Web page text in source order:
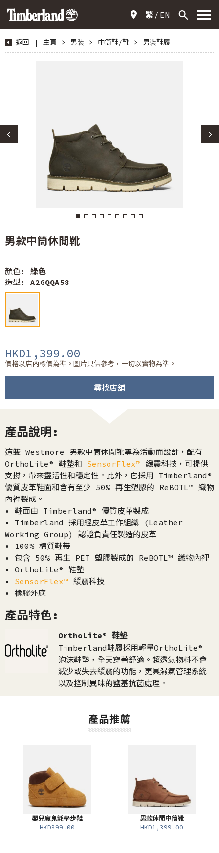
繁 EN
返回 | 主頁 > 男裝 > 中筒鞋/靴 > 男裝鞋履
男款中筒休閒靴
顏色: 綠色
造型: A2GQQA58
HKD1,399.00
價格以店內標價為準。圖片只供參考，一切以實物為準。
尋找店舖
產品說明:
這雙 Westmore 男款中筒休閒靴專為活動而設計，配有
OrthoLite® 鞋墊和 SensorFlex™ 緩震科技，可提供
支撐，帶來靈活性和穩定性。此外，它採用 Timberland®
優質皮革鞋面和含有至少 50% 再生塑膠的 ReBOTL™ 織物
內裡製成。
• 鞋面由 Timberland® 優質皮革製成
• Timberland 採用經皮革工作組織 (Leather
Working Group) 認證負責任製造的皮革
• 100% 棉質鞋帶
• 包含 50% 再生 PET 塑膠製成的 ReBOTL™ 織物內裡
• OrthoLite® 鞋墊
• SensorFlex™ 緩震科技
• 橡膠外底
產品特色:
OrthoLite® 鞋墊
Timberland鞋履採用輕量OrthoLite®
泡沫鞋墊，全天穿著舒適。超透氣物料不會
減少或失去緩震的功能，更具濕氣管理系統
以及控制異味的鹽基抗菌處理。
產品推薦
嬰兒魔鬼氈學步鞋
HKD399.00
男款休閒中筒靴
HKD1,399.00